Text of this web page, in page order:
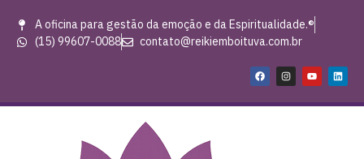
A oficina para gestão da emoção e da Espiritualidade.®
(15) 99607-0088
contato@reikiemboituva.com.br